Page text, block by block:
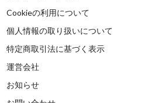
Cookieの利用について
個人情報の取り扱いについて
特定商取引法に基づく表示
運営会社
お知らせ